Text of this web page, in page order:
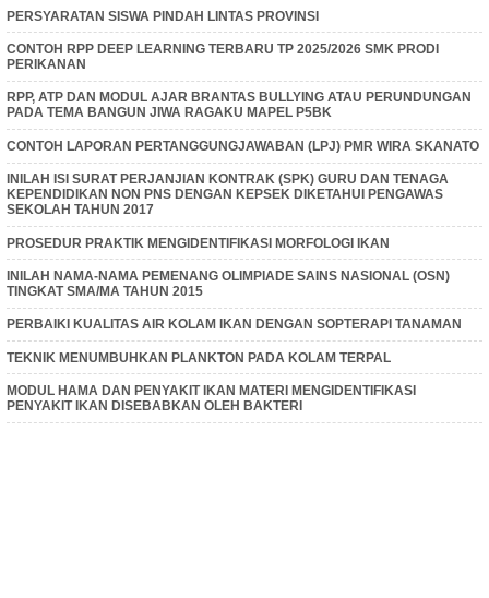
PERSYARATAN SISWA PINDAH LINTAS PROVINSI
CONTOH RPP DEEP LEARNING TERBARU TP 2025/2026 SMK PRODI
PERIKANAN
RPP, ATP DAN MODUL AJAR BRANTAS BULLYING ATAU PERUNDUNGAN
PADA TEMA BANGUN JIWA RAGAKU MAPEL P5BK
CONTOH LAPORAN PERTANGGUNGJAWABAN (LPJ) PMR WIRA SKANATO
INILAH ISI SURAT PERJANJIAN KONTRAK (SPK) GURU DAN TENAGA
KEPENDIDIKAN NON PNS DENGAN KEPSEK DIKETAHUI PENGAWAS
SEKOLAH TAHUN 2017
PROSEDUR PRAKTIK MENGIDENTIFIKASI MORFOLOGI IKAN
INILAH NAMA-NAMA PEMENANG OLIMPIADE SAINS NASIONAL (OSN)
TINGKAT SMA/MA TAHUN 2015
PERBAIKI KUALITAS AIR KOLAM IKAN DENGAN SOPTERAPI TANAMAN
TEKNIK MENUMBUHKAN PLANKTON PADA KOLAM TERPAL
MODUL HAMA DAN PENYAKIT IKAN MATERI MENGIDENTIFIKASI
PENYAKIT IKAN DISEBABKAN OLEH BAKTERI